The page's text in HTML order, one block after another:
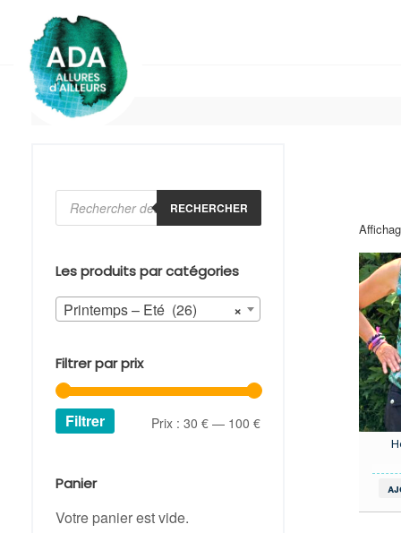
content
Recherche
de
produits
RECHERCHER
Les produits par catégories
×
Printemps – Eté (26)
Filtrer par prix
Prix
Prix
Filtrer Prix :30 € — 100 €
Panier
Votre panier est vide.